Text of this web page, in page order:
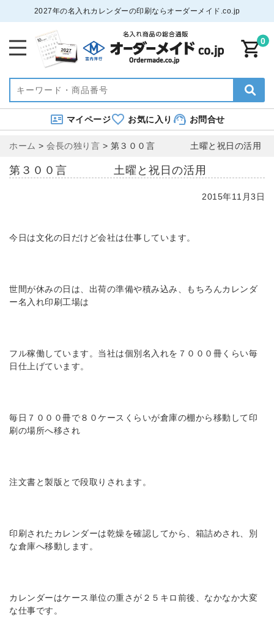
2027年の名入れカレンダーの印刷ならオーダーメイド.co.jp
0
マイページ お気に入り お問合せ
ホーム > 会長の独り言 > 第３００言 土曜と祝日の活用
第３００言 土曜と祝日の活用
2015年11月3日
今日は文化の日だけど会社は仕事しています。
世間が休みの日は、出荷の準備や積み込み、もちろんカレンダ
ー名入れ印刷工場は
フル稼働しています。当社は個別名入れを７０００冊くらい毎
日仕上げています。
毎日７０００冊で８０ケースくらいが倉庫の棚から移動して印
刷の場所へ移され
注文書と製版とで段取りされます。
印刷されたカレンダーは乾燥を確認してから、箱詰めされ、別
な倉庫へ移動します。
カレンダーはケース単位の重さが２５キロ前後、なかなか大変
な仕事です。